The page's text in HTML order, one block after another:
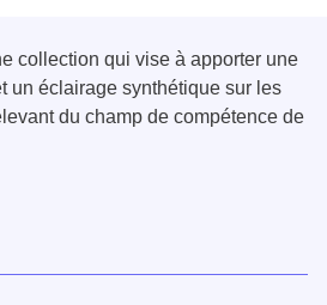
collection qui vise à apporter une
un éclairage synthétique sur les
du champ de compétence de